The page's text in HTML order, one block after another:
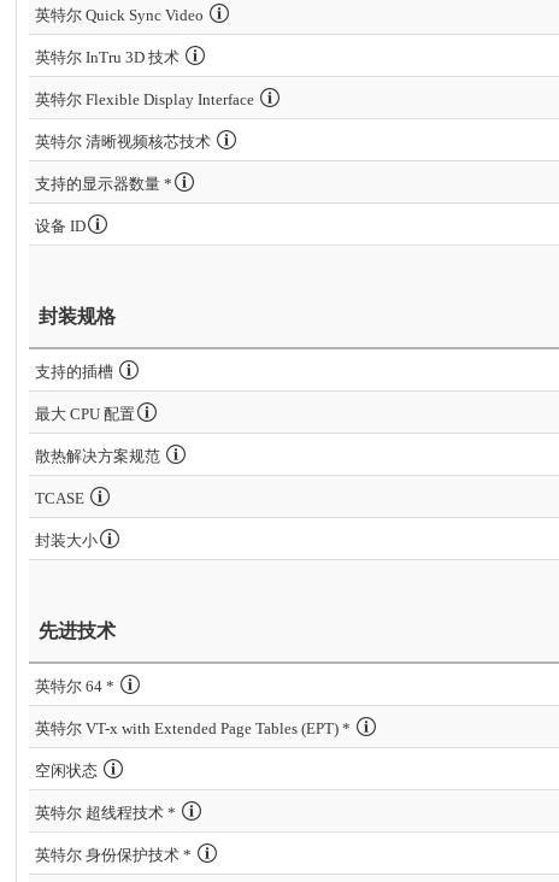
英特尔 Quick Sync Video
英特尔 InTru 3D 技术
英特尔 Flexible Display Interface
英特尔 清晰视频核芯技术
支持的显示器数量 *
设备 ID
封装规格
支持的插槽
最大 CPU 配置
散热解决方案规范
TCASE
封装大小
先进技术
英特尔 64 *
英特尔 VT-x with Extended Page Tables (EPT) *
空闲状态
英特尔 超线程技术 *
英特尔 身份保护技术 *